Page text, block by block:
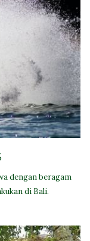
dengan beragam
di Bali.